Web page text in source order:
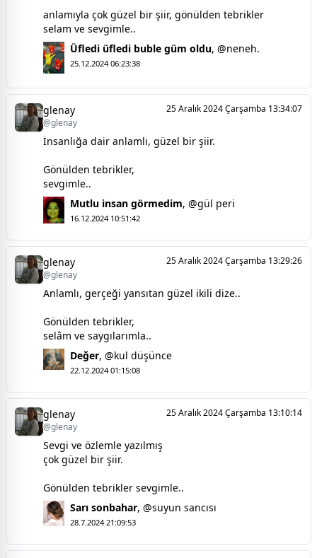
anlamıyla çok güzel bir şiir, gönülden tebrikler
selam ve sevgimle..
Üfledi üfledi buble güm oldu, @neneh.
25.12.2024 06:23:38
glenay
@glenay
25 Aralık 2024 Çarşamba 13:34:07
İnsanlığa dair anlamlı, güzel bir şiir.
Gönülden tebrikler,
sevgimle..
Mutlu insan görmedim, @gül peri
16.12.2024 10:51:42
glenay
@glenay
25 Aralık 2024 Çarşamba 13:29:26
Anlamlı, gerçeği yansıtan güzel ikili dize..
Gönülden tebrikler,
selâm ve saygılarımla..
Değer, @kul düşünce
22.12.2024 01:15:08
glenay
@glenay
25 Aralık 2024 Çarşamba 13:10:14
Sevgi ve özlemle yazılmış
çok güzel bir şiir.
Gönülden tebrikler sevgimle..
Sarı sonbahar, @suyun sancısı
28.7.2024 21:09:53